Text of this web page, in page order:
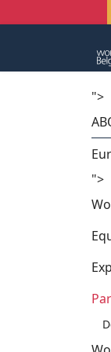
">
">